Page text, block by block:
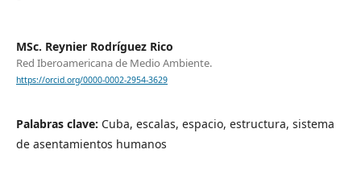
MSc. Reynier Rodríguez Rico
Red Iberoamericana de Medio Ambiente.
https://orcid.org/0000-0002-2954-3629
Palabras clave: Cuba, escalas, espacio, estructura, sistema
de asentamientos humanos